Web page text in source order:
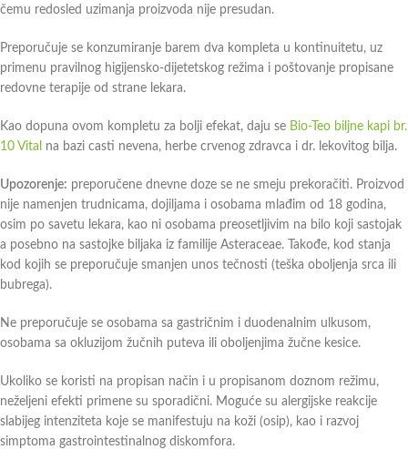
čemu redosled uzimanja proizvoda nije presudan.
Preporučuje se konzumiranje barem dva kompleta u kontinuitetu, uz
primenu pravilnog higijensko-dijetetskog režima i poštovanje propisane
redovne terapije od strane lekara.
Kao dopuna ovom kompletu za bolji efekat, daju se Bio-Teo biljne kapi br.
10 Vital
na bazi casti nevena, herbe crvenog zdravca i dr. lekovitog bilja.
Upozorenje: preporučene dnevne doze se ne smeju prekoračiti. Proizvod
nije namenjen trudnicama, dojiljama i osobama mlađim od 18 godina,
osim po savetu lekara, kao ni osobama preosetljivim na bilo koji sastojak
a posebno na sastojke biljaka iz familije Asteraceae. Takođe, kod stanja
kod kojih se preporučuje smanjen unos tečnosti (teška oboljenja srca ili
bubrega).
Ne preporučuje se osobama sa gastričnim i duodenalnim ulkusom,
osobama sa okluzijom žučnih puteva ili oboljenjima žučne kesice.
Ukoliko se koristi na propisan način i u propisanom doznom režimu,
neželjeni efekti primene su sporadični. Moguće su alergijske reakcije
slabijeg intenziteta koje se manifestuju na koži (osip), kao i razvoj
simptoma gastrointestinalnog diskomfora.